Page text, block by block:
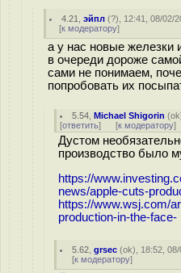
4.21 ,эйпл (?), 12:41, 08/02/
[к модератору]
а у нас новые железки
в очереди дороже
сами не понимаем,
попробовать их
5.54 ,Michael Shigorin (ok
[ответить] [к модератору]
Дустом
производство было
https://
news/apple-cuts-
https://www.wsj.com/
production-in-the-face-
5.62 ,grsec (ok), 18:52,
[к модератору]